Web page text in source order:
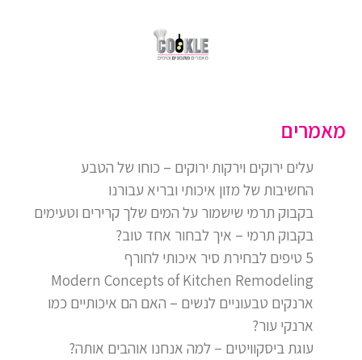
מאמרים
עלים ירוקים וירקות ירוקים – כוחו של הטבע
החשיבות של מזון איכותי ובריא עבורנו
בקבוק תרמי שישמור על המים שלך קרירים וטעימים
בקבוק תרמי – איך לבחור אחד טוב?
5 טיפים לבחירת סיר איכותי לחורף
Modern Concepts of Kitchen Remodeling
ארנקים טבעוניים לנשים – האם הם איכותיים כמו
ארנקי עור?
עוגת ביסקוויטים – למה אנחנו אוהבים אותה?